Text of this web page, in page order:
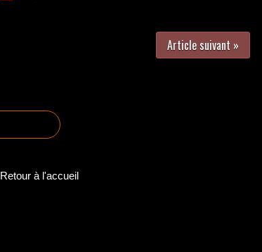
Article suivant »
Retour à l'accueil